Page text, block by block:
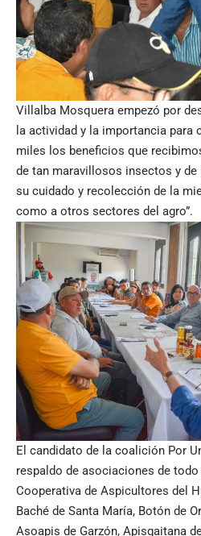
Villalba Mosquera empezó por
la actividad y la importancia para
miles los beneficios que
de tan maravillosos insectos y
su cuidado y recolección de la
como a otros sectores del agro”.
El candidato de la coalición Por
respaldo de asociaciones de
Cooperativa de Aspicultores del
Baché de Santa María, Botón de
Asoapis de Garzón, Apisgaitana